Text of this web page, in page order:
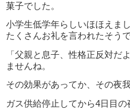
菓子でした。
小学生低学年らしいほほえま
たくさんお礼を言われたそうで
「父親と息子、性格正反対だ
ませんね。
その効果があってか、その夜
ガス供給停止してから4日目の